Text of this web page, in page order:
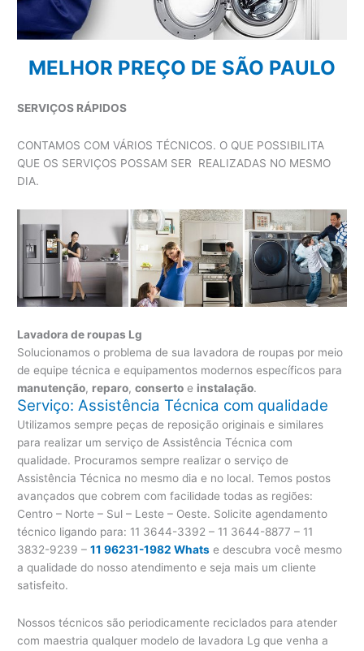
MELHOR PREÇO DE SÃO PAULO
SERVIÇOS RÁPIDOS
CONTAMOS COM VÁRIOS TÉCNICOS. O QUE POSSIBILITA
QUE OS SERVIÇOS POSSAM SER REALIZADAS NO MESMO
DIA.
Lavadora de roupas Lg
Solucionamos o problema de sua lavadora de roupas por meio
de equipe técnica e equipamentos modernos específicos para
manutenção, reparo,conserto e instalação.
Serviço: Assistência Técnica com qualidade
Utilizamos sempre peças de reposição originais e similares
para realizar um serviço de Assistência Técnica com
qualidade. Procuramos sempre realizar o serviço de
Assistência Técnica no mesmo dia e no local. Temos postos
avançados que cobrem com facilidade todas as regiões:
Centro – Norte – Sul – Leste – Oeste. Solicite agendamento
técnico ligando para: 11 3644-3392 – 11 3644-8877 – 11
3832-9239 –11 96231-1982 Whats e descubra você mesmo
a qualidade do nosso atendimento e seja mais um cliente
satisfeito.
Nossos técnicos são periodicamente reciclados para atender
com maestria qualquer modelo de lavadora Lg que venha a